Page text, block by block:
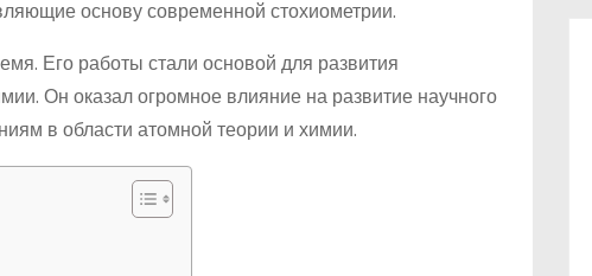
основу современной стохиометрии.
Его работы стали основой для развития
Он оказал огромное влияние на развитие научного
в области атомной теории и химии.